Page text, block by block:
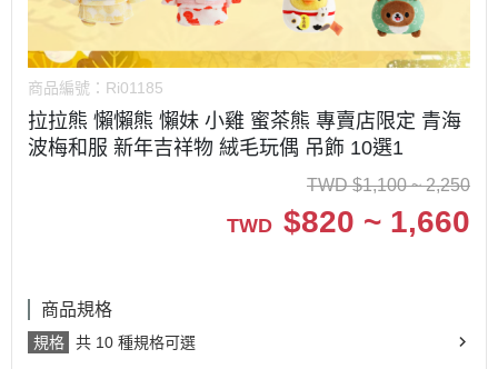
商品編號： Ri01185
拉拉熊 懶懶熊 懶妹 小雞 蜜茶熊 專賣店限定 青海
波梅和服 新年吉祥物 絨毛玩偶 吊飾 10選1
TWD $1,100 ~ 2,250
TWD $820 ~ 1,660
商品規格
規格 共 10 種規格可選